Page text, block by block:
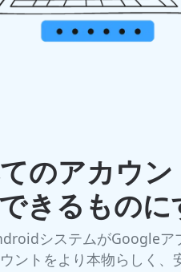
のアカウ
きるものに
システムがGoogleア
ントをより本物らしく